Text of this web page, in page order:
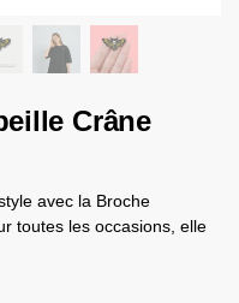
Crâne
avec la Broche
toutes les occasions, elle